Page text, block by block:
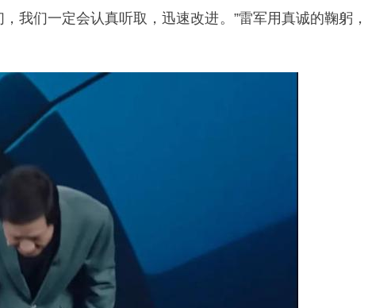
我们一定会认真听取，迅速改进。”雷军用真诚的鞠躬，